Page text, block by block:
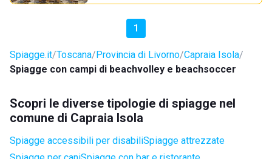
1
Spiagge.it Toscana Provincia di Livorno Capraia Isola
Spiagge con campi di beachvolley e beachsoccer
Scopri le diverse tipologie di spiagge nel
comune di Capraia Isola
Spiagge accessibili per disabiliSpiagge attrezzate